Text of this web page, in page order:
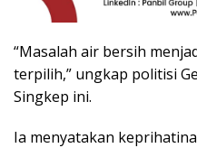
“Masalah air bersih
terpilih,” ungkap politisi
Singkep ini.
Ia menyatakan